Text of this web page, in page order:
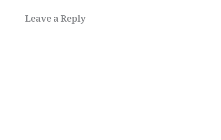
Leave a Reply